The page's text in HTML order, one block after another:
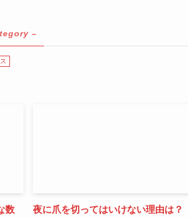
–
数
夜に爪を切ってはいけない理由は？